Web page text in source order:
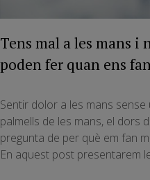
Tens mal a les mans i
poden fer quan ens
Sentir dolor a les mans
palmells de les mans, el dors
pregunta de per què em fan
En aquest post presentarem